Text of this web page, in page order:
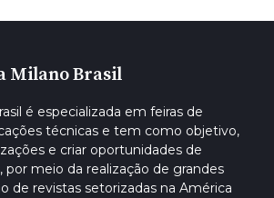
Milano Brasil
é especializada em feiras de
técnicas e tem como objetivo,
e criar oportunidades de
por meio da realização de grandes
de revistas setorizadas na América